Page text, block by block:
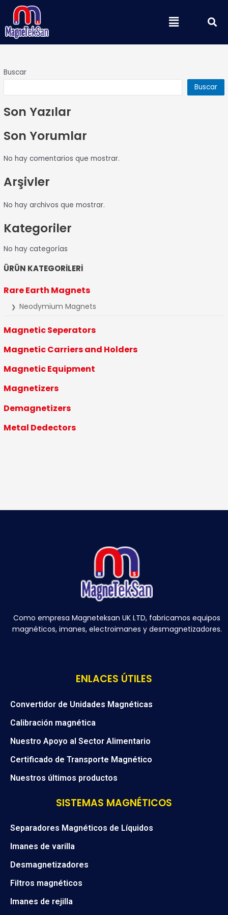
contenido
Menú
Buscar
Buscar
Son Yazılar
Son Yorumlar
No hay comentarios que mostrar.
Arşivler
No hay archivos que mostrar.
Kategoriler
No hay categorías
ÜRÜN KATEGORİLERİ
Rare Earth Magnets
❯ Neodymium Magnets
Magnetic Seperators
Magnetic Carriers and Holders
Magnetic Equipment
Magnetizers
Demagnetizers
Metal Dedectors
Como empresa Magneteksan UK LTD, fabricamos equipos
magnéticos, imanes, electroimanes y desmagnetizadores.
ENLACES ÚTILES
Convertidor de Unidades Magnéticas
Calibración magnética
Nuestro Apoyo al Sector Alimentario
Certificado de Transporte Magnético
Nuestros últimos productos
SISTEMAS MAGNÉTICOS
Separadores Magnéticos de Líquidos
Imanes de varilla
Desmagnetizadores
Filtros magnéticos
Imanes de rejilla